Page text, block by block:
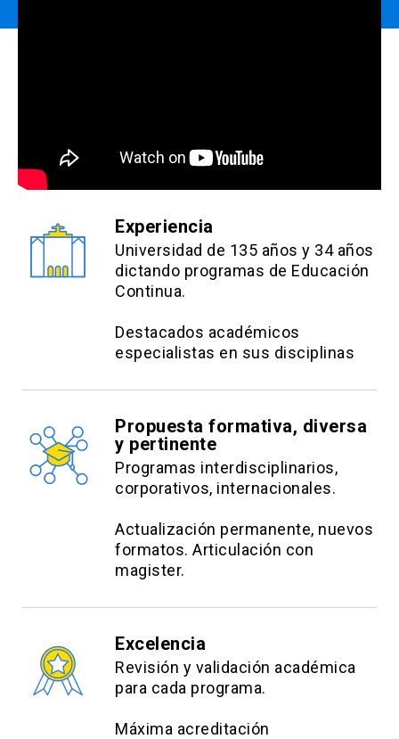
Experiencia
Universidad de 135 años y 34 años
dictando programas de Educación
Continua.
Destacados académicos
especialistas en sus disciplinas
Propuesta formativa, diversa
y pertinente
Programas interdisciplinarios,
corporativos, internacionales.
Actualización permanente, nuevos
formatos. Articulación con
magister.
Excelencia
Revisión y validación académica
para cada programa.
Máxima acreditación